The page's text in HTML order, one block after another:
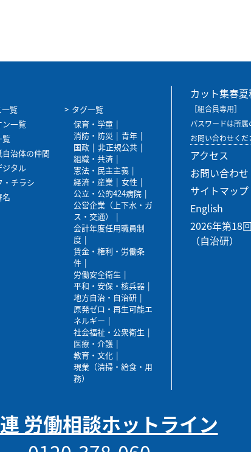
一覧
ン一覧
覧
治体の仲間
ジタル
・チラシ
名
タグ一覧
保育・学童
消防・防災
青年
国政
非正規公共
組織・共済
憲法・民主主義
経済・産業
女性
公立・公的424病院
公営企業（上下水・ガ
ス・交通）
会計年度任用職員制
度
賃金・権利・労働条
件
労働安全衛生
平和・安保・核兵器
地方自治・自治研
原発ゼロ・再生可能エ
ネルギー
社会福祉・公衆衛生
医療・介護
教育・文化
現業（清掃・給食・用
務）
カット集春
［組合員専用］
パスワードは所
お問い合わせくだ
アクセス
お問い合わせ
サイトマップ
English
2026年第18
（自治研）
労働相談ホットライン